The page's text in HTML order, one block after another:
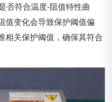
否符合温度-阻值特性曲
值变化会导致保护阈值偏
相关保护阈值，确保其符合